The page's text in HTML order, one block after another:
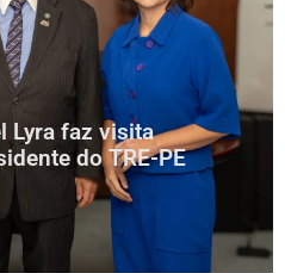
Lyra faz visita
do TRE-PE